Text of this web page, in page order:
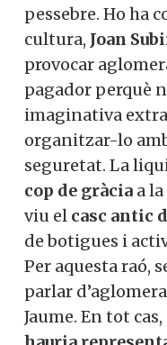
pessebre. Ho ha
cultura, Joan
provocar
pagador perquè
imaginativa
organitzar-lo
seguretat. La
cop de gràcia a
viu el casc antic
de botigues i
Per aquesta raó,
parlar
Jaume. En tot